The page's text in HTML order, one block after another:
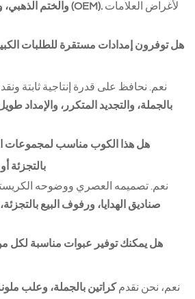
والختم الذهبي، وتغليف المعدات الأصلية (OEM).
نعم. نحافظ على قدرة إنتاجية ثابتة
بالجملة، والتجديد المتكرر، والإمداد
بالتجزئة
نعم. تصميمه العصري ووضوحه
صناديق الهدايا، ورفوف البيع
نعم، نحن نقدم كراتين بالجملة، وعلب